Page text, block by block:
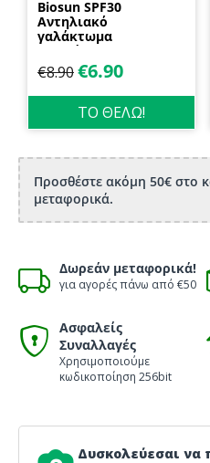
Biosun SPF30
Αντηλιακό
γαλάκτωμα
προσώπου και
σώματος 70ml
Biosanto
€8.90€6.90
ΤΟ ΘΕΛΩ!
Προσθέστε ακόμη 50€ στο
μεταφορικά.
Δωρεάν μεταφορικά!
για αγορές πάνω από €50
Ασφαλείς
Συναλλαγές
Χρησιμοποιούμε
κωδικοποίηση 256bit
Δυσκολεύεσαι να